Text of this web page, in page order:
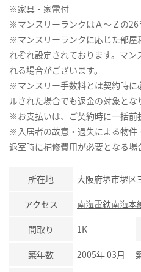
※家具・家電付
※マンスリーランクはＡ～Ｚの26
※マンスリーランクに応じた部屋
れぞれ設定されております。マ
れる場合がございます。
※マンスリー手数料とは契約時に
ルされた場合でも返金の対象とな
※お支払いは、ご契約時に一括前
※入居者の故意・過失による物件
退室時に補修費用が必要となる場
所在地 大阪府堺市堺区
アクセス 南海電鉄南海本
間取り 1K
築年数 2005年 03月